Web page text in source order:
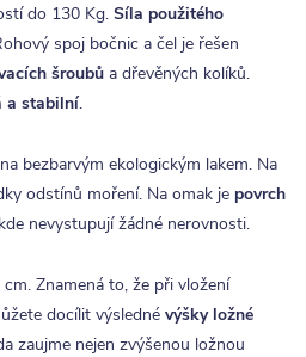
do 130 Kg. Síla použitého
spoj bočnic a čel je řešen
šroubů a dřevěných kolíků.
a stabilní.
bezbarvým ekologickým lakem. Na
odstínů moření. Na omak je povrch
nevystupují žádné nerovnosti.
Znamená to, že při vložení
docílit výsledné výšky ložné
zaujme nejen zvýšenou ložnou